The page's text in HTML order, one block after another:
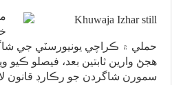
حملي ۾ ڪراچي يونيورسٽي جي
هجڻ وارين ثابتين بعد، فيصلو ڪيو
سمورن شاگردن جو رڪارڊ قانون